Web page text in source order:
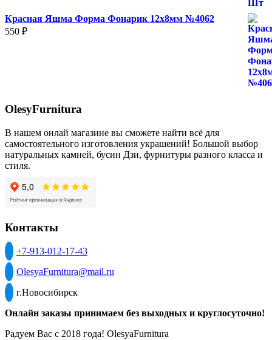
Красная Яшма Форма Фонарик 12x8мм №4062
550 ₽
OlesyFurnitura
В нашем онлай магазине вы сможете найти всё для
самостоятельного изготовления украшений! Большой выбор
натуральных камней, бусин Дзи, фурнитуры разного класса и
стиля.
Контакты
+7-913-012-17-43
OlesyaFurnitura@mail.ru
г.Новосибирск
Онлайн заказы принимаем без выходных и круглосуточно!
Радуем Вас с 2018 года! OlesyaFurnitura